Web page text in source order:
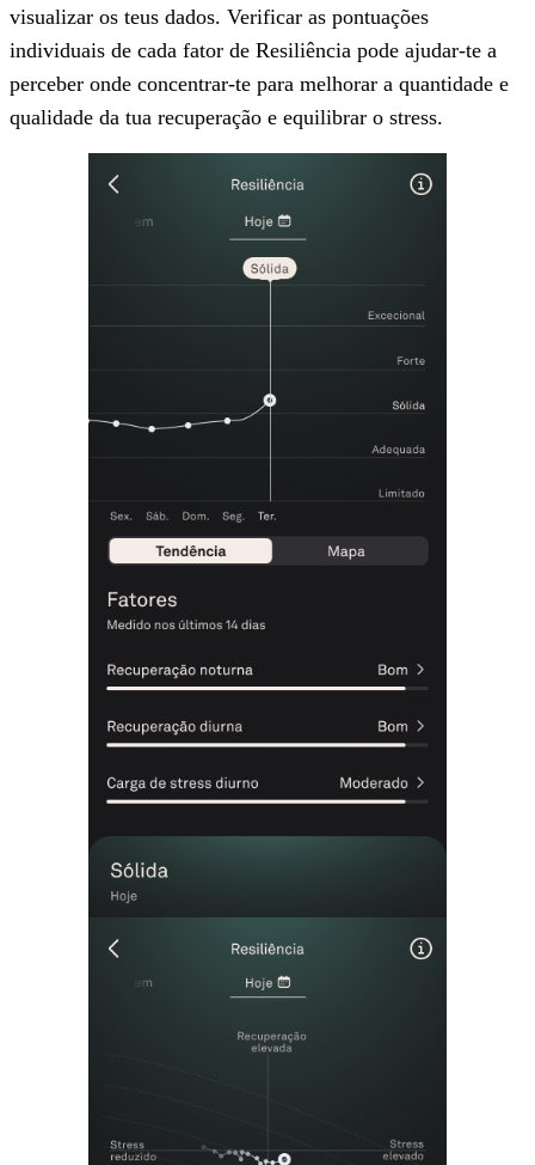
visualizar os teus dados. Verificar as pontuações
individuais de cada fator de Resiliência pode ajudar-te a
perceber onde concentrar-te para melhorar a quantidade e
qualidade da tua recuperação e equilibrar o stress.